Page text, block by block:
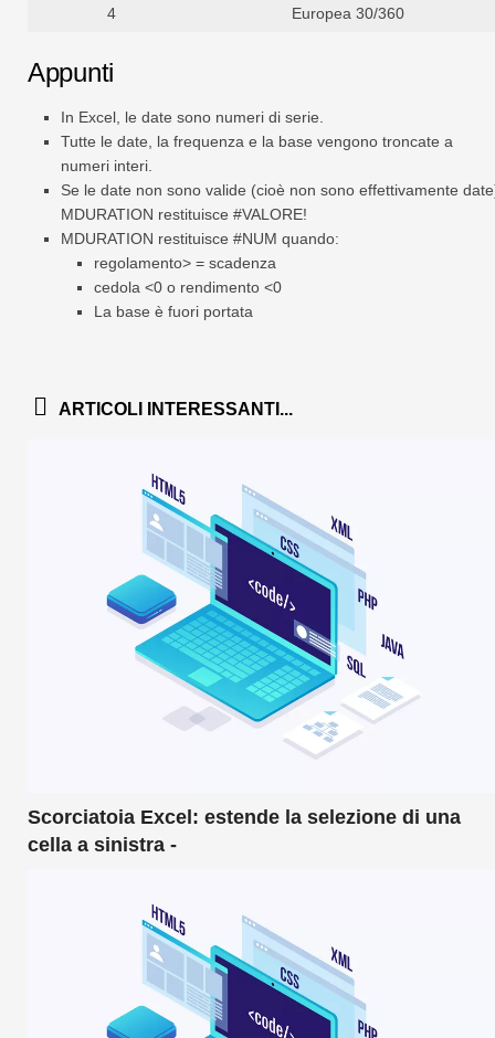
4 Europea 30/360
Appunti
In Excel, le date sono numeri di serie.
Tutte le date, la frequenza e la base vengono troncate a
numeri interi.
Se le date non sono valide (cioè non sono effettivamente
MDURATION restituisce #VALORE!
MDURATION restituisce #NUM quando:
regolamento> = scadenza
cedola <0 o rendimento <0
La base è fuori portata
ARTICOLI INTERESSANTI...
Scorciatoia Excel: estende la selezione di una
cella a sinistra -